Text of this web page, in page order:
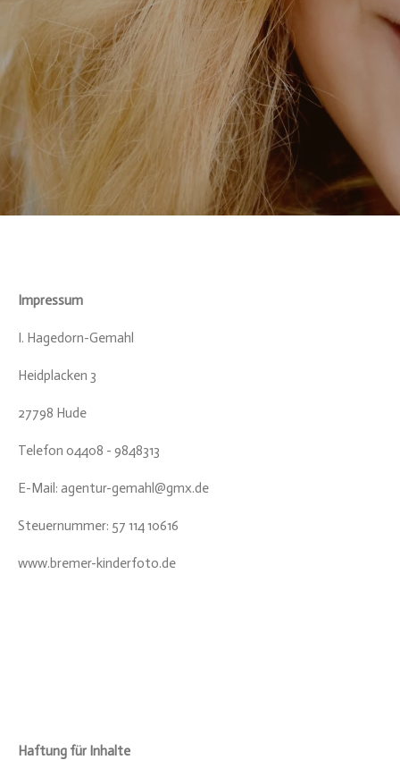
Impressum
I. Hagedorn-Gemahl
Heidplacken 3
27798 Hude
Telefon 04408 - 9848313
E-Mail: agentur-gemahl@gmx.de
Steuernummer: 57 114 10616
www.bremer-kinderfoto.de
Haftung für Inhalte